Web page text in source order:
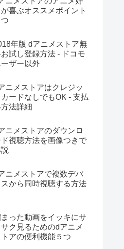
が喜ぶオススメポイント
つ
年版 dアニメストア無
試し登録方法 - ドコモ
ザー以外
ニメストアはクレジッ
カードなしでもOK - 支払
法詳細
ニメストアのダウンロ
ド視聴方法を画像つきで
ニメストアで複数デバ
スから同時視聴する方法
った動画をイッキにサ
サク見るためのdアニメ
トアの便利機能５つ